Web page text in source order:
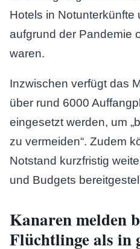
Hotels in Notunterkünfte
aufgrund der Pandemie
waren.
Inzwischen verfügt das
über rund 6000
eingesetzt werden, um
zu vermeiden“. Zudem
Notstand kurzfristig
und Budgets
Kanaren melden
Flüchtlinge als in